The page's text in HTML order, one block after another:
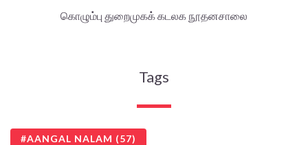
கொழும்பு துறைமுகக் கடலக நூதனசாலை
Tags
AANGAL NALAM (57)